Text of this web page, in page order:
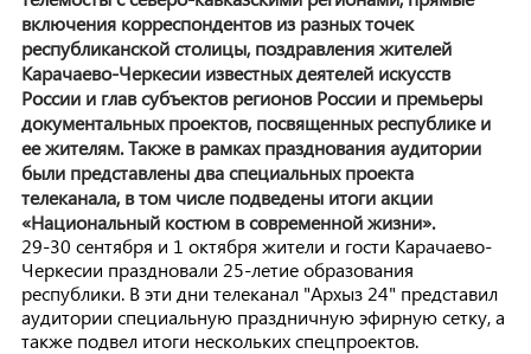
включения корреспондентов из разных точек
республиканской столицы, поздравления жителей
Карачаево-Черкесии известных деятелей искусств
России и глав субъектов регионов России и премьеры
документальных проектов, посвященных республике и
ее жителям. Также в рамках празднования аудитории
были представлены два специальных проекта
телеканала, в том числе подведены итоги акции
«Национальный костюм в современной жизни».
29-30 сентября и 1 октября жители и гости Карачаево-
Черкесии праздновали 25-летие образования
республики. В эти дни телеканал "Архыз 24" представил
аудитории специальную праздничную эфирную сетку, а
также подвел итоги нескольких спецпроектов.